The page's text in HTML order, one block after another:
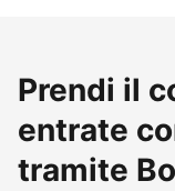
Prendi il
entrate
tramite